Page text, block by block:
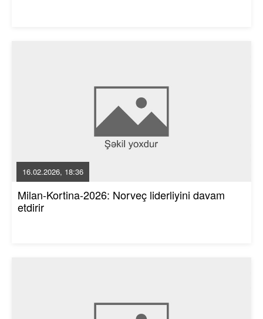
16.02.2026, 18:36
Milan-Kortina-2026: Norveç liderliyini davam
etdirir